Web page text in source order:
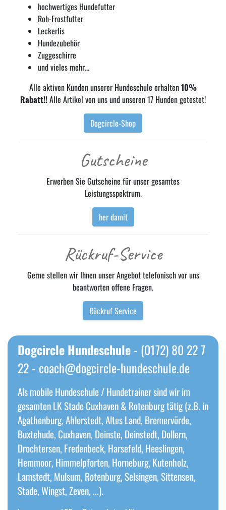
hochwertiges Hundefutter
Roh-Frostfutter
Leckerlis
Hundezubehör
Zuggeschirre
und vieles mehr...
Alle aktiven Kunden unserer Hundeschule erhalten10%
Rabatt!!Alle Artikel von uns und unseren 17 Hunden getestet!
Dogcircle-Shop
Gutscheine
Erwerben Sie Gutscheine für unser gesamtes
Leistungsspektrum.
her damit
Rückruf-Service
Gerne stellen wir Ihnen unser Angebot telefonisch vor uns
beantworten offene Fragen.
Rückruf Service
Dogcircle Hundeschule- (0172) 80 22 7
22 - coach@dogcircle-hundeschule.de
Als mobile Hundeschule / Hundetrainer sind wir im
gesamten LK Stade Cuxhaven & Rotenburg tätig (z.B. in
Agathenburg, Ahlerstedt, Altes Land, Bremervörde,
Buxtehude, Cuxhaven, Deinste, Deinstedt, Dollern,
Drochtersen, Fredenbeck, Harsefeld, Heeslingen,
Hemmoor, Himmelpforten, Horneburg, Kutenholz,
Lamstedt, Mulsum, Rotenburg, Selsingen, Sittensen,
Stade, Wingst, Zeven, ...).